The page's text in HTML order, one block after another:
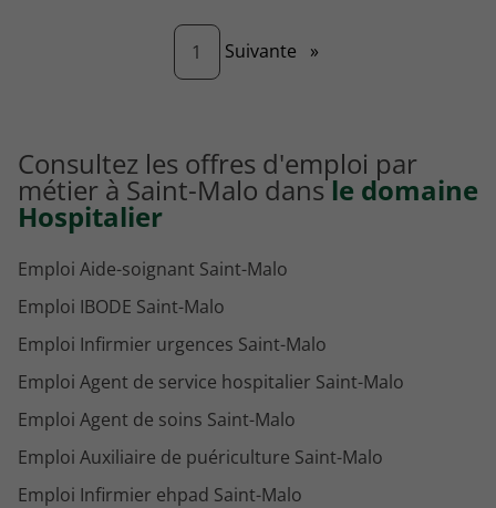
1 Page
Suivante »
Consultez les offres d'emploi par
métier à Saint-Malo dansle domaine
Hospitalier
Emploi Aide-soignant Saint-Malo
Emploi IBODE Saint-Malo
Emploi Infirmier urgences Saint-Malo
Emploi Agent de service hospitalier Saint-Malo
Emploi Agent de soins Saint-Malo
Emploi Auxiliaire de puériculture Saint-Malo
Emploi Infirmier ehpad Saint-Malo